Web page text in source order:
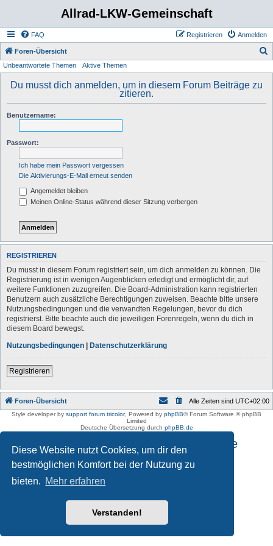
Diese Website nutzt Cookies, um dir den
bestmöglichen Komfort bei der Nutzung zu
bieten. Mehr erfahren
Verstanden!
Allrad-LKW-Gemeinschaft
FAQ Anmelden
Registrieren
Foren-Übersicht
Unbeantwortete Themen Aktive Themen
Du musst dich anmelden, um in diesem Forum Beiträge zu
zitieren.
Benutzername:
Passwort:
Ich habe mein Passwort vergessen
Die Aktivierungs-E-Mail erneut senden
Angemeldet bleiben
Meinen Online-Status während dieser Sitzung verbergen
REGISTRIEREN
Du musst in diesem Forum registriert sein, um dich anmelden zu können. Die
Registrierung ist in wenigen Augenblicken erledigt und ermöglicht dir, auf
weitere Funktionen zuzugreifen. Die Board-Administration kann registrierten
Benutzern auch zusätzliche Berechtigungen zuweisen. Beachte bitte unsere
Nutzungsbedingungen und die verwandten Regelungen, bevor du dich
registrierst. Bitte beachte auch die jeweiligen Forenregeln, wenn du dich in
diesem Board bewegst.
Nutzungsbedingungen | Datenschutzerklärung
Registrieren
Foren-Übersicht Alle Zeiten sind UTC+02:00
Style developer by support forum tricolor, Powered by phpBB® Forum Software © phpBB
Limited
Deutsche Übersetzung durch phpBB.de
Impressum und Datenschutzhinweise